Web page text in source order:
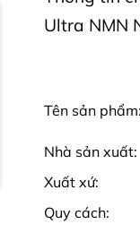
Ultra NMN
Tên sản phẩm:
Nhà sản xuất:
Xuất xứ:
Quy cách: